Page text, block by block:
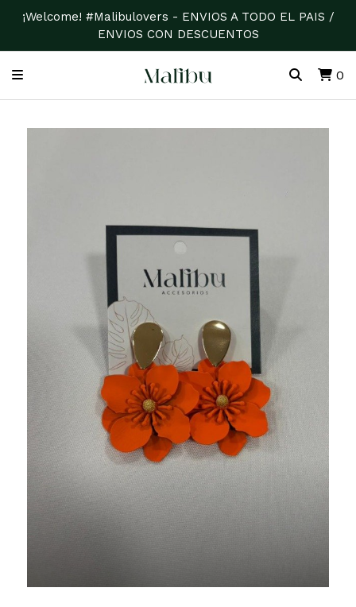
¡Welcome! #Malibulovers - ENVIOS A TODO EL PAIS /
ENVIOS CON DESCUENTOS
0